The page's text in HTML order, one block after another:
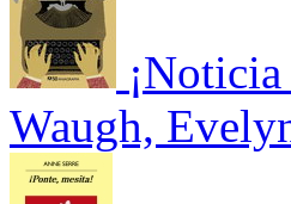
Waugh,